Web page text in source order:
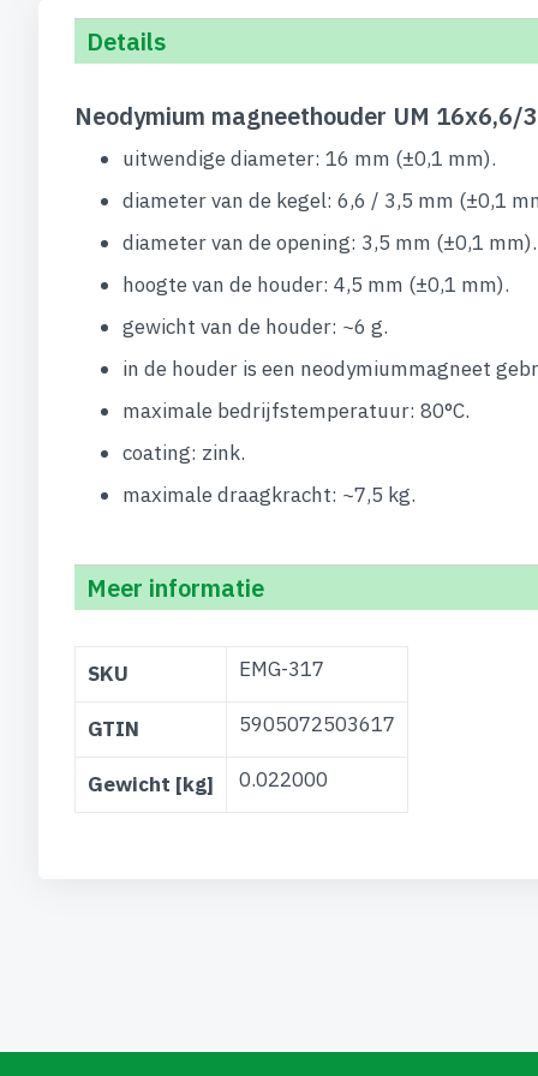
Details
Neodymium magneethouder UM
uitwendige diameter: 16 mm (±0,1 mm).
diameter van de kegel: 6,6 / 3,5 mm (±0,1
diameter van de opening: 3,5 mm (±0,1 mm).
hoogte van de houder: 4,5 mm (±0,1 mm).
gewicht van de houder: ~6 g.
in de houder is een neodymiummagneet
maximale bedrijfstemperatuur: 80°C.
coating: zink.
maximale draagkracht: ~7,5 kg.
Meer informatie
informatie
SKU EMG-317
GTIN 5905072503617
Gewicht [kg] 0.022000